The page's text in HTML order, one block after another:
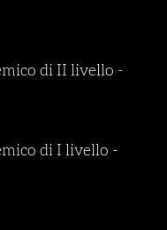
di II livello -
di I livello -